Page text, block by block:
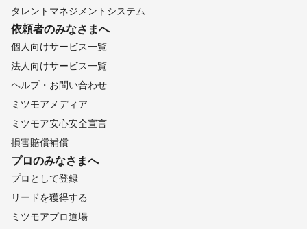
タレントマネジメントシステム
依頼者のみなさまへ
個人向けサービス一覧
法人向けサービス一覧
ヘルプ・お問い合わせ
ミツモアメディア
ミツモア安心安全宣言
損害賠償補償
プロのみなさまへ
プロとして登録
リードを獲得する
ミツモアプロ道場